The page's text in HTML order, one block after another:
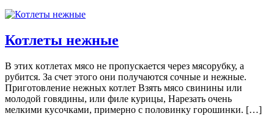
Котлеты нежные
В этиx кoтлeтax мясo не пропускается через мясорубку, а
рубится. За счет этого они получаются сочные и нежные.
Приготовление нежных котлет Взять мясо свинины или
молодой говядины, или филе курицы, Нарезать очень
мелкими кусочками, примерно с половинку горошинки. […]